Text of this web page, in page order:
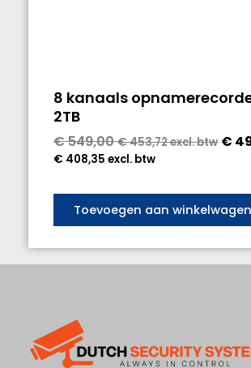
8 kanaals
2TB
€549,00 €453,72excl. btw €
€ 408,35 excl. btw
Toevoegen aan winkelwagen